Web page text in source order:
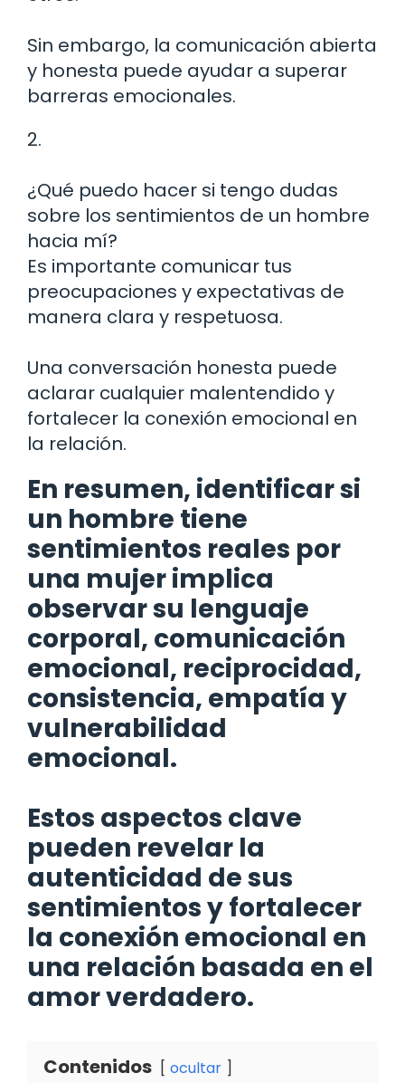
Sin embargo, la comunicación abierta
y honesta puede ayudar a superar
barreras emocionales.
2.
¿Qué puedo hacer si tengo dudas
sobre los sentimientos de un hombre
hacia mí?
Es importante comunicar tus
preocupaciones y expectativas de
manera clara y respetuosa.
Una conversación honesta puede
aclarar cualquier malentendido y
fortalecer la conexión emocional en
la relación.
En resumen, identificar si
un hombre tiene
sentimientos reales por
una mujer implica
observar su lenguaje
corporal, comunicación
emocional, reciprocidad,
consistencia, empatía y
vulnerabilidad
emocional.
Estos aspectos clave
pueden revelar la
autenticidad de sus
sentimientos y fortalecer
la conexión emocional en
una relación basada en el
amor verdadero.
Contenidos ocultar